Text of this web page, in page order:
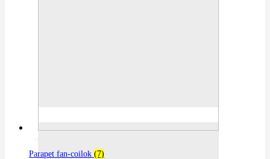
Parapet fan-coilok (7)